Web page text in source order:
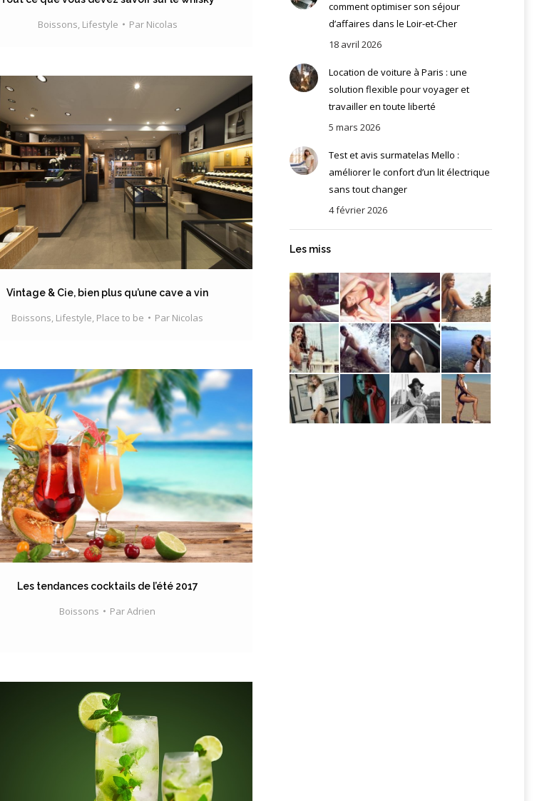
Boissons, Lifestyle Par Nicolas
Vintage & Cie, bien plus qu’une cave a vin
Boissons, Lifestyle, Place to be Par Nicolas
Les tendances cocktails de l’été 2017
Boissons ParAdrien
comment optimiser son séjour
d’affaires dans le Loir-et-Cher
18 avril 2026
Location de voiture à Paris : une
solution flexible pour voyager et
travailler en toute liberté
5 mars 2026
Test et avis surmatelas Mello :
améliorer le confort d’un lit électrique
sans tout changer
4 février 2026
Les miss